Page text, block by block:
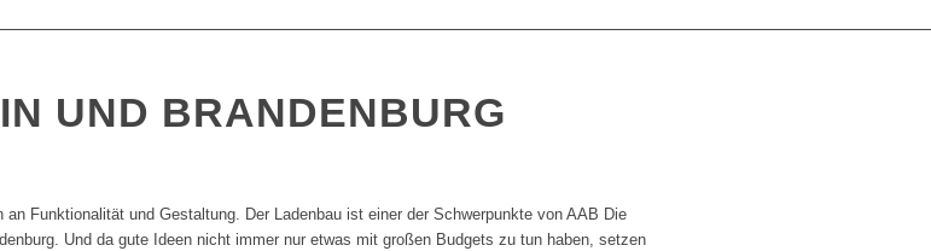
UND BRANDENBURG
Funktionalität und Gestaltung. Der Ladenbau ist einer der Schwerpunkte von AAB Die
Und da gute Ideen nicht immer nur etwas mit großen Budgets zu tun haben, setzen